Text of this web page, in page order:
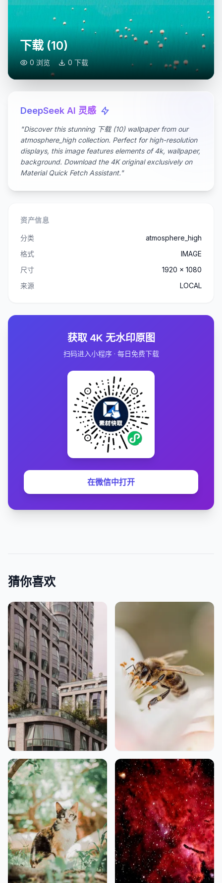
下载 (10)
0 浏览 0 下载
DeepSeek AI 灵感
"Discover this stunning 下载 (10) wallpaper from our
atmosphere_high collection. Perfect for high-resolution
displays, this image features elements of 4k, wallpaper,
background. Download the 4K original exclusively on
Material Quick Fetch Assistant."
资产信息
分类
atmosphere_high
格式
IMAGE
尺寸
1920 x 1080
来源
LOCAL
获取 4K 无水印原图
扫码进入小程序 · 每日免费下载
在微信中打开
猜你喜欢